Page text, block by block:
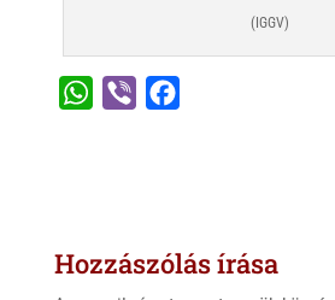
(IGGV)
A
o
Hozzászólás írása